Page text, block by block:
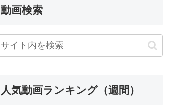
動画検索
人気動画ランキング（週間）